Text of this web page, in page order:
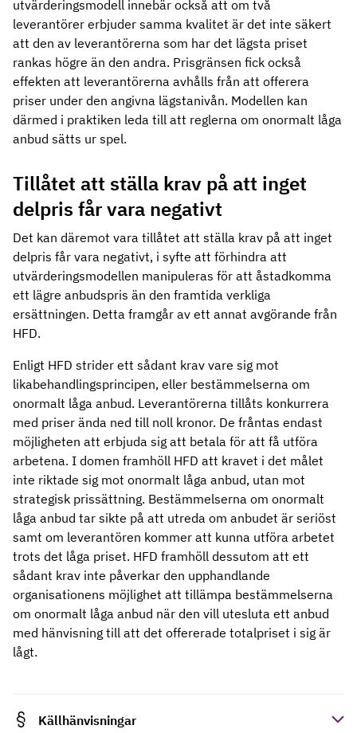
utvärderingsmodell innebär också att om två
leverantörer erbjuder samma kvalitet är det inte säkert
att den av leverantörerna som har det lägsta priset
rankas högre än den andra. Prisgränsen fick också
effekten att leverantörerna avhålls från att offerera
priser under den angivna lägstanivån. Modellen kan
därmed i praktiken leda till att reglerna om onormalt låga
anbud sätts ur spel.
Tillåtet att ställa krav på att inget
delpris får vara negativt
Det kan däremot vara tillåtet att ställa krav på att inget
delpris får vara negativt, i syfte att förhindra att
utvärderingsmodellen manipuleras för att åstadkomma
ett lägre anbudspris än den framtida verkliga
ersättningen. Detta framgår av ett annat avgörande från
HFD.
Enligt HFD strider ett sådant krav vare sig mot
likabehandlingsprincipen, eller bestämmelserna om
onormalt låga anbud. Leverantörerna tillåts konkurrera
med priser ända ned till noll kronor. De fråntas endast
möjligheten att erbjuda sig att betala för att få utföra
arbetena. I domen framhöll HFD att kravet i det målet
inte riktade sig mot onormalt låga anbud, utan mot
strategisk prissättning. Bestämmelserna om onormalt
låga anbud tar sikte på att utreda om anbudet är seriöst
samt om leverantören kommer att kunna utföra arbetet
trots det låga priset. HFD framhöll dessutom att ett
sådant krav inte påverkar den upphandlande
organisationens möjlighet att tillämpa bestämmelserna
om onormalt låga anbud när den vill utesluta ett anbud
med hänvisning till att det offererade totalpriset i sig är
lågt.
Källhänvisningar